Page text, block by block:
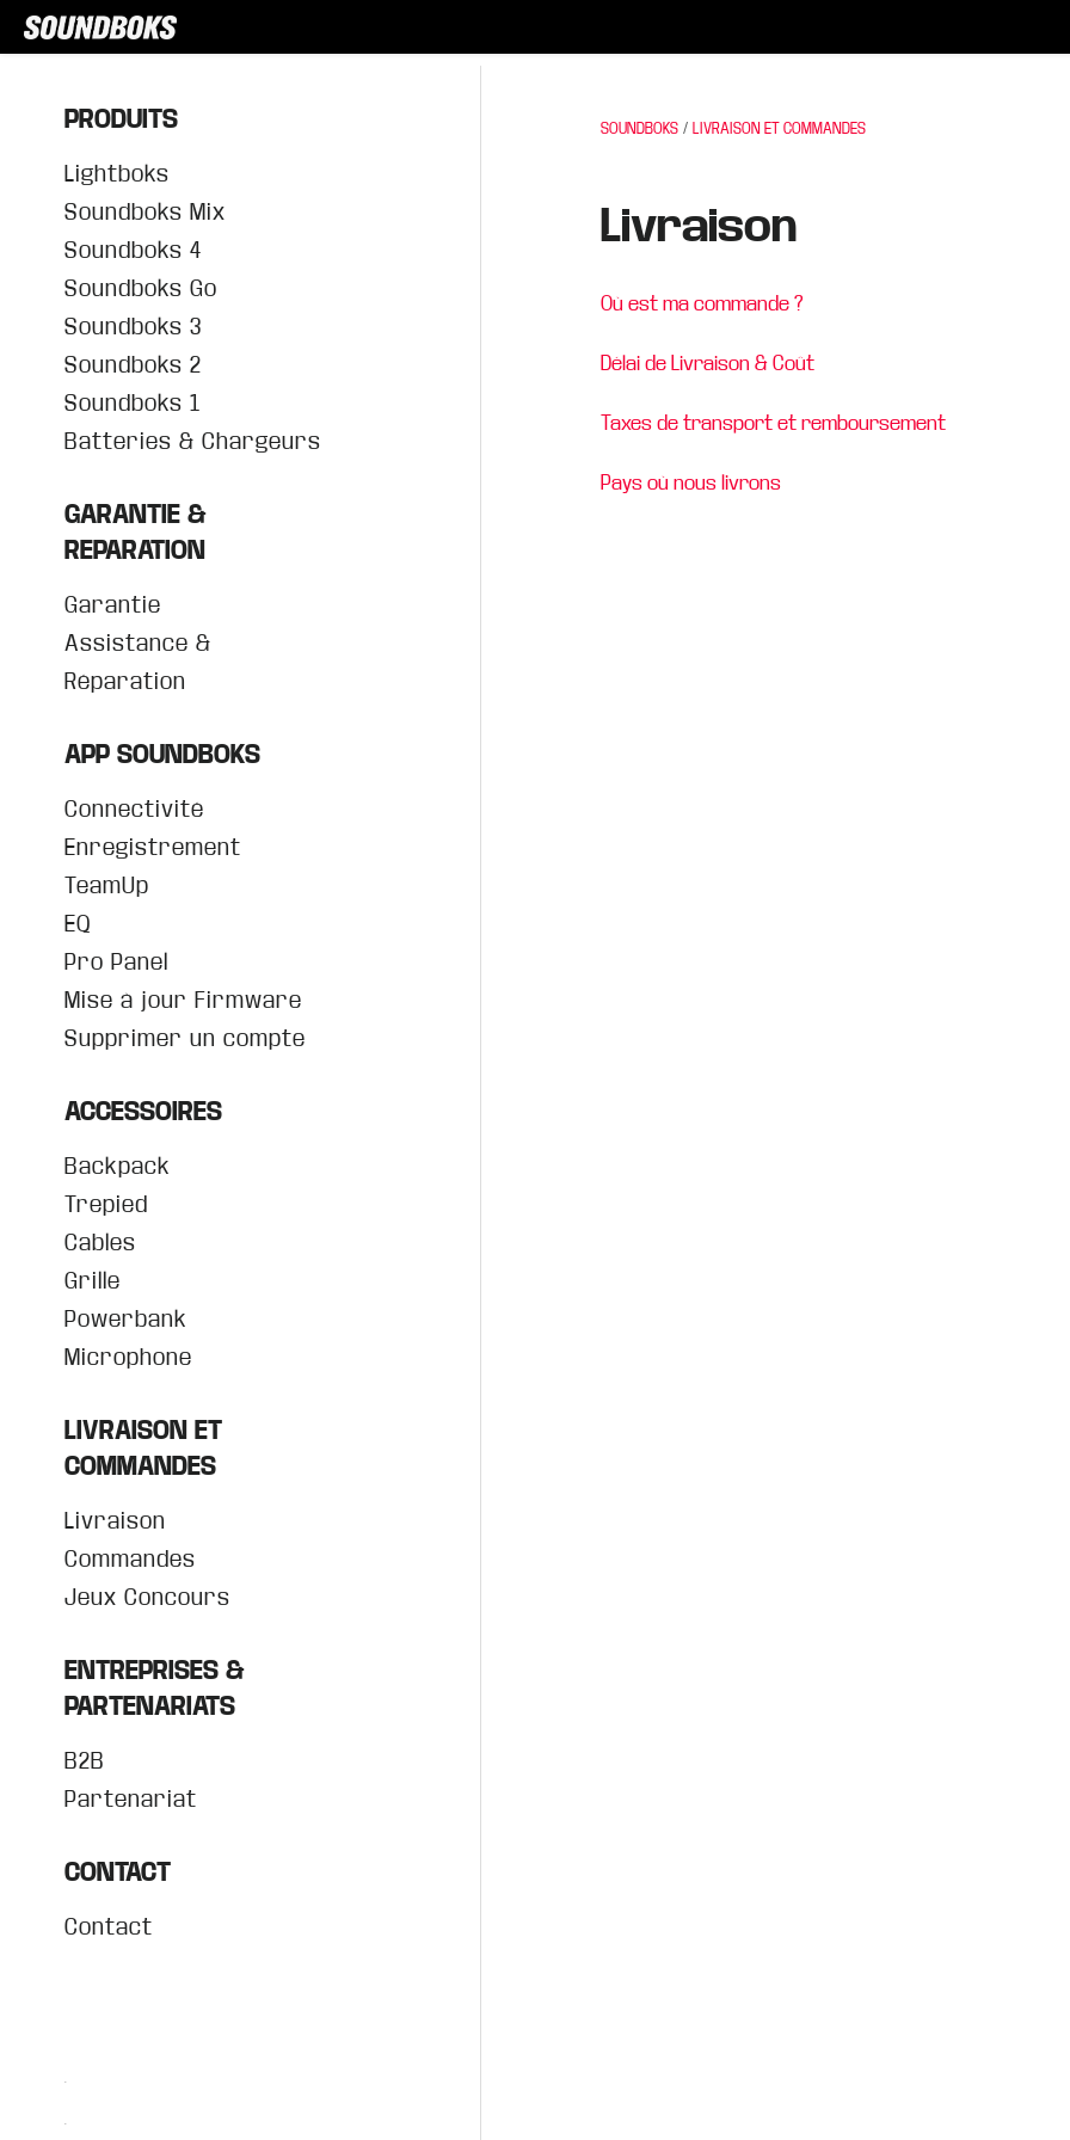
PRODUITS
Lightboks
Soundboks Mix
Soundboks 4
Soundboks Go
Soundboks 3
Soundboks 2
Soundboks 1
Batteries & Chargeurs
GARANTIE &
REPARATION
Garantie
Assistance &
Réparation
APP SOUNDBOKS
Connectivité
Enregistrement
TeamUp
EQ
Pro Panel
Mise à jour Firmware
Supprimer un compte
ACCESSOIRES
Backpack
Trepied
Cables
Grille
Powerbank
Microphone
LIVRAISON ET
COMMANDES
Livraison
Commandes
Jeux Concours
ENTREPRISES &
PARTENARIATS
B2B
Partenariat
CONTACT
Contact
.
.
SOUNDBOKS LIVRAISON ET COMMANDES
Livraison
Où est ma commande ?
Délai de Livraison & Coût
Taxes de transport et remboursement
Pays où nous livrons